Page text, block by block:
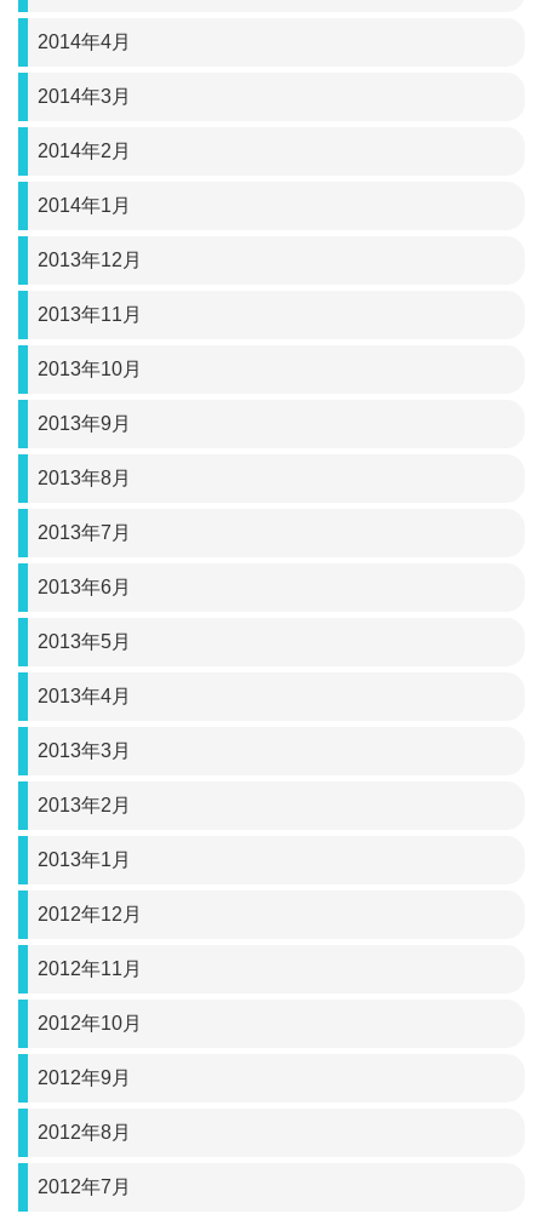
2014年4月
2014年3月
2014年2月
2014年1月
2013年12月
2013年11月
2013年10月
2013年9月
2013年8月
2013年7月
2013年6月
2013年5月
2013年4月
2013年3月
2013年2月
2013年1月
2012年12月
2012年11月
2012年10月
2012年9月
2012年8月
2012年7月